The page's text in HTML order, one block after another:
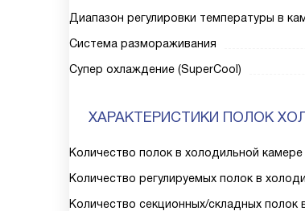
Диапазон регулировки температуры в
Система размораживания
Супер охлаждение (SuperCool)
ХАРАКТЕРИСТИКИ ПОЛОК
Количество полок в холодильной камере
Количество регулируемых полок в
Количество секционных/складных полок